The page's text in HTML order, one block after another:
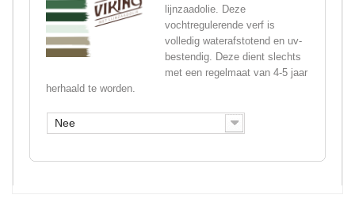
lijnzaadolie. Deze
vochtregulerende verf is
volledig waterafstotend en uv-
bestendig. Deze dient slechts
met een regelmaat van 4-5 jaar
herhaald te worden.
Nee